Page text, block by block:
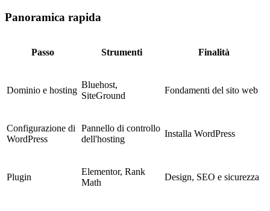
Panoramica rapida
Passo Strumenti Finalità
Dominio e hosting
Bluehost,
SiteGround
Fondamenti del sito web
Configurazione di
WordPress
Pannello di controllo
dell'hosting
Installa WordPress
Plugin
Elementor, Rank
Math
Design, SEO e sicurezza